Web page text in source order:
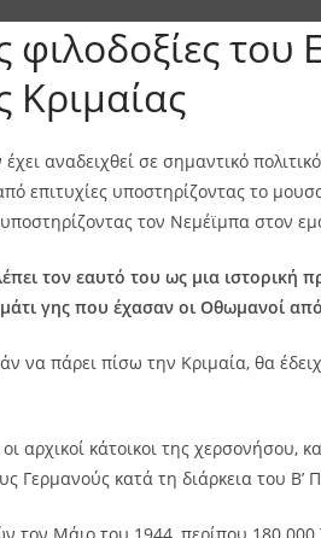
φιλοδοξίες του
Κριμαίας
αναδειχθεί σε σημαντικό
επιτυχίες υποστηρίζοντας το
τον Νεμέϊμπα στον
τον εαυτό του ως μια ιστορική
γης που έχασαν οι Οθωμανοί
να πάρει πίσω την Κριμαία, θα
αρχικοί κάτοικοι της
Γερμανούς κατά τη διάρκεια του Β’
τον Μάιο του 1944, περίπου 180.000